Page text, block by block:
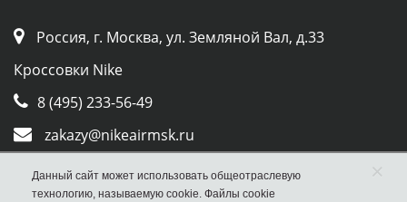
Россия, г. Москва, ул. Земляной Вал, д.33
Кроссовки Nike
8 (495) 233-56-49
zakazy@nikeairmsk.ru
Whatsapp
Данный сайт может использовать общеотраслевую
технологию, называемую cookie. Файлы cookie
×